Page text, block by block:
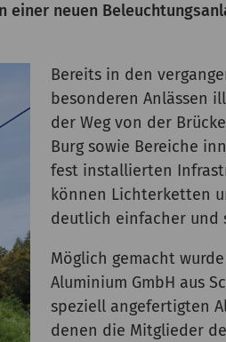
neuen
Bereits in den
besonderen Anlässen
der Weg von der
Burg sowie Bereiche
fest installierten
können Lichterketten
deutlich einfacher und
Möglich gemacht
Aluminium GmbH aus
speziell angefertigten
denen die Mitglieder